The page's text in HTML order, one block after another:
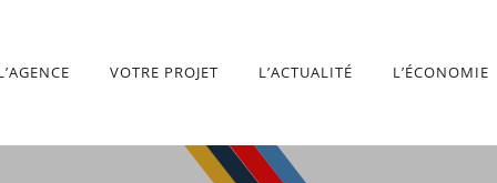
VOTRE PROJET L’ACTUALITÉ L’ÉCONOMIE